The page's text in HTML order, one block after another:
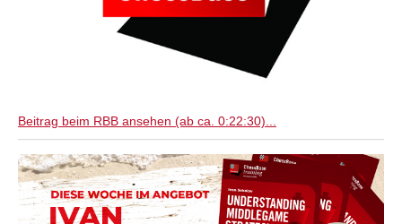
Beitrag beim RBB ansehen (ab ca. 0:22:30)...